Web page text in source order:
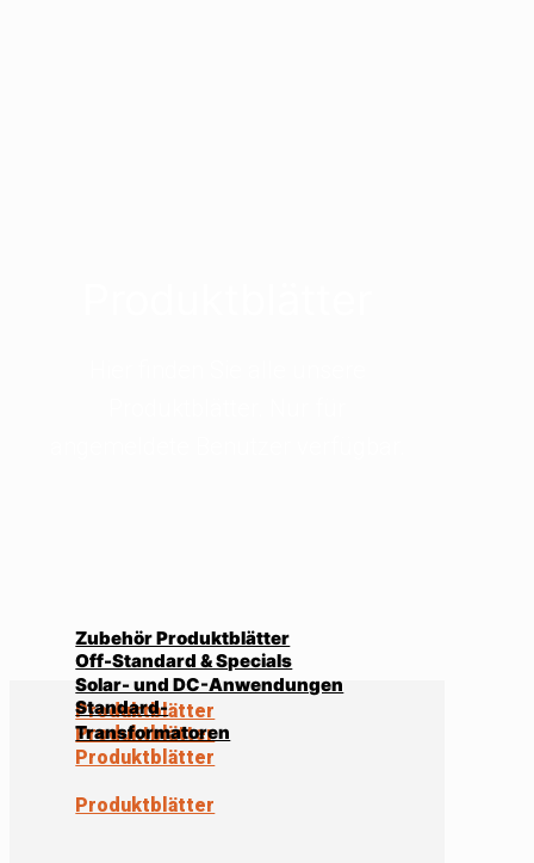
Zubehör Produktblätter
Produktblätter
Off-Standard & Specials
Produktblätter
Solar- und DC-Anwendungen
Produktblätter
Standard-
Transformatoren
Produktblätter